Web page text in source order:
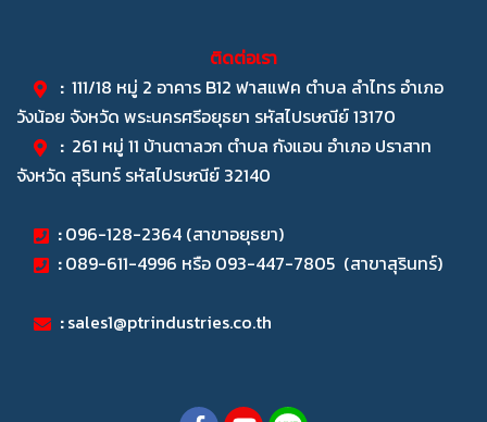
ติดต่อเรา
:111/18 หมู่ 2 อาคาร B12 ฟาสแฟค ตำบล ลำไทร อำเภอ
วังน้อย จังหวัด พระนครศรีอยุธยา รหัสไปรษณีย์ 13170
: 261 หมู่ 11 บ้านตาลวก ตำบล กังแอน อำเภอ ปราสาท
จังหวัด สุรินทร์ รหัสไปรษณีย์ 32140
:096-128-2364 (สาขาอยุธยา)
:089-611-4996 หรือ 093-447-7805 (สาขาสุรินทร์)
: sales1@ptrindustries.co.th